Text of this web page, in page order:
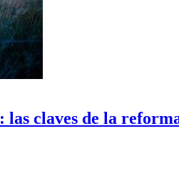
las claves de la